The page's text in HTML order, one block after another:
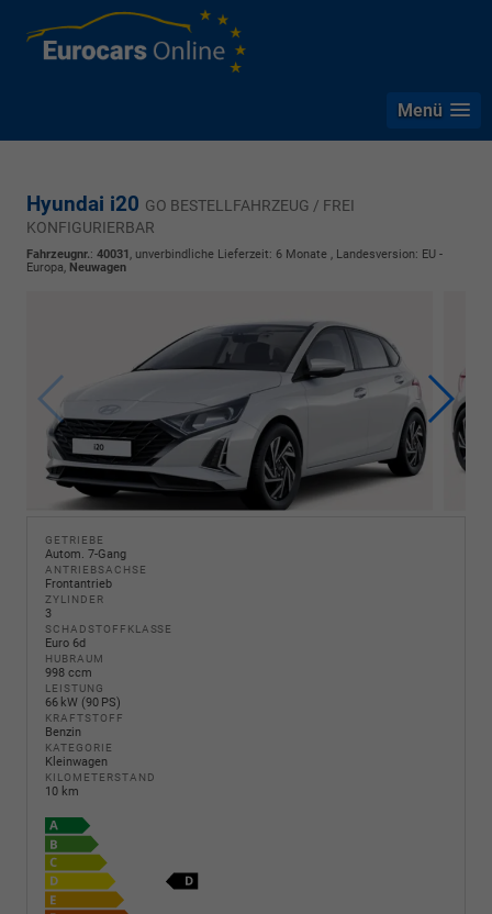
Menü
Hyundai i20 GO BESTELLFAHRZEUG / FREI
KONFIGURIERBAR
Fahrzeugnr.: 40031 , unverbindliche Lieferzeit: 6 Monate , Landesversion: EU -
Europa, Neuwagen
GETRIEBE
Autom. 7-Gang
ANTRIEBSACHSE
Frontantrieb
ZYLINDER
3
SCHADSTOFFKLASSE
Euro 6d
HUBRAUM
998 ccm
LEISTUNG
66 kW (90 PS)
KRAFTSTOFF
Benzin
KATEGORIE
Kleinwagen
KILOMETERSTAND
10 km